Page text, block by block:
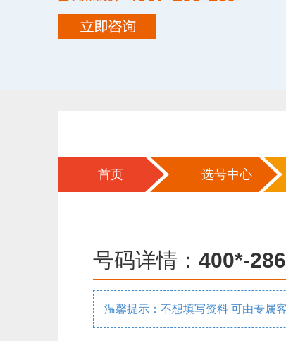
首页 选号中心
号码详情： 400*-
温馨提示：不想填写资料 可由专属